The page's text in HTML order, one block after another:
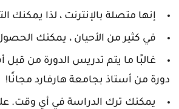
إنها متصلة بالإنترنت ، لذا يمكنك
في كثير من الأحيان ، يمكنك
غالبًا ما يتم تدريس الدورة من
دورة من أستاذ بجامعة هارفارد مجانًا!
يمكنك ترك الدراسة في أي وقت.